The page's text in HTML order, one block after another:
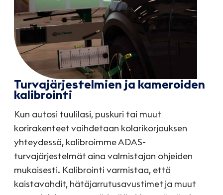
Turvajärjestelmien ja kameroiden
kalibrointi
Kun autosi tuulilasi, puskuri tai muut
korirakenteet vaihdetaan kolarikorjauksen
yhteydessä, kalibroimme ADAS-
turvajärjestelmät aina valmistajan ohjeiden
mukaisesti. Kalibrointi varmistaa, että
kaistavahdit, hätäjarrutusavustimet ja muut